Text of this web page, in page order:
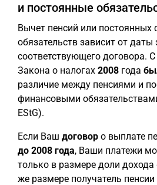
и постоянные
Вычет пенсий или постоянных
обязательств зависит от
соответствующего договора.
Закона о налогах 2008 года
различие между пенсиями и
финансовыми
EStG).
Если Ваш договор о выплате
до 2008 года, Ваши платежи
только в размере доли дохода
же размере получатель